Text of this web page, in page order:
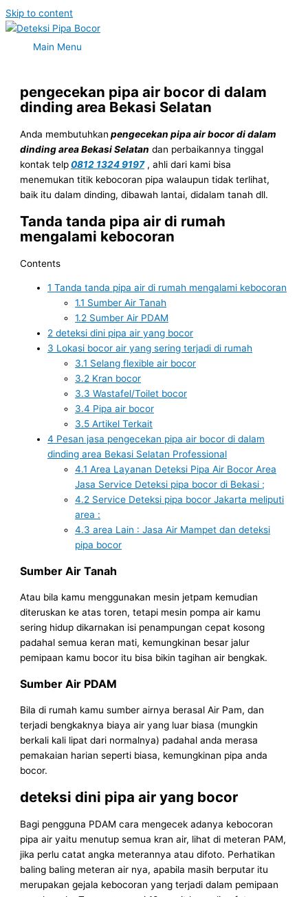
Skip to content
Main Menu
pengecekan pipa air bocor di dalam
dinding area Bekasi Selatan
Anda membutuhkan pengecekan pipa air bocor di dalam
dinding area Bekasi Selatan dan perbaikannya tinggal
kontak telp0812 1324 9197, ahli dari kami bisa
menemukan titik kebocoran pipa walaupun tidak terlihat,
baik itu dalam dinding, dibawah lantai, didalam tanah dll.
Tanda tanda pipa air di rumah
mengalami kebocoran
Contents
1 Tanda tanda pipa air di rumah mengalami kebocoran
1.1 Sumber Air Tanah
1.2 Sumber Air PDAM
2 deteksi dini pipa air yang bocor
3 Lokasi bocor air yang sering terjadi di rumah
3.1 Selang flexible air bocor
3.2 Kran bocor
3.3 Wastafel/Toilet bocor
3.4 Pipa air bocor
3.5 Artikel Terkait
4 Pesan jasa pengecekan pipa air bocor di dalam
dinding area Bekasi Selatan Professional
4.1 Area Layanan Deteksi Pipa Air Bocor Area
Jasa Service Deteksi pipa bocor di Bekasi ;
4.2 Service Deteksi pipa bocor Jakarta meliputi
area :
4.3 area Lain : Jasa Air Mampet dan deteksi
pipa bocor
Sumber Air Tanah
Atau bila kamu menggunakan mesin jetpam kemudian
diteruskan ke atas toren, tetapi mesin pompa air kamu
sering hidup dikarnakan isi penampungan cepat kosong
padahal semua keran mati, kemungkinan besar jalur
pemipaan kamu bocor itu bisa bikin tagihan air bengkak.
Sumber Air PDAM
Bila di rumah kamu sumber airnya berasal Air Pam, dan
terjadi bengkaknya biaya air yang luar biasa (mungkin
berkali kali lipat dari normalnya) padahal anda merasa
pemakaian harian seperti biasa, kemungkinan pipa anda
bocor.
deteksi dini pipa air yang bocor
Bagi pengguna PDAM cara mengecek adanya kebocoran
pipa air yaitu menutup semua kran air, lihat di meteran PAM,
jika perlu catat angka meterannya atau difoto. Perhatikan
baling baling meteran air nya, apabila masih berputar itu
merupakan gejala kebocoran yang terjadi dalam pemipaan